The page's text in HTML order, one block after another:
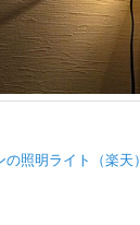
照明ライト（楽天）